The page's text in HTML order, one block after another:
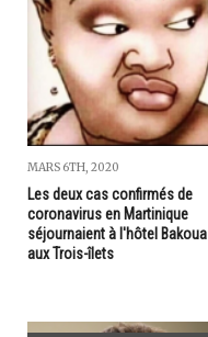
MARS 6TH, 2020
Les deux cas confirmés de
coronavirus en Martinique
séjournaient à l'hôtel Bakoua
aux Trois-îlets